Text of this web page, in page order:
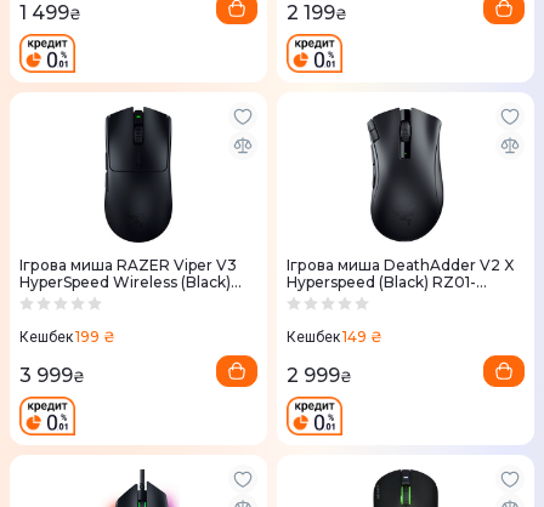
1 499₴ 2 199₴
Ігрова миша RAZER Viper V3
HyperSpeed ​​Wireless (Black)
RZ01-04910100-R3M1
Кешбек199 ₴
3 999₴
Ігрова миша DeathAdder V2 X
Hyperspeed (Black) RZ01-
04130100-R3G1
Кешбек149 ₴
2 999₴